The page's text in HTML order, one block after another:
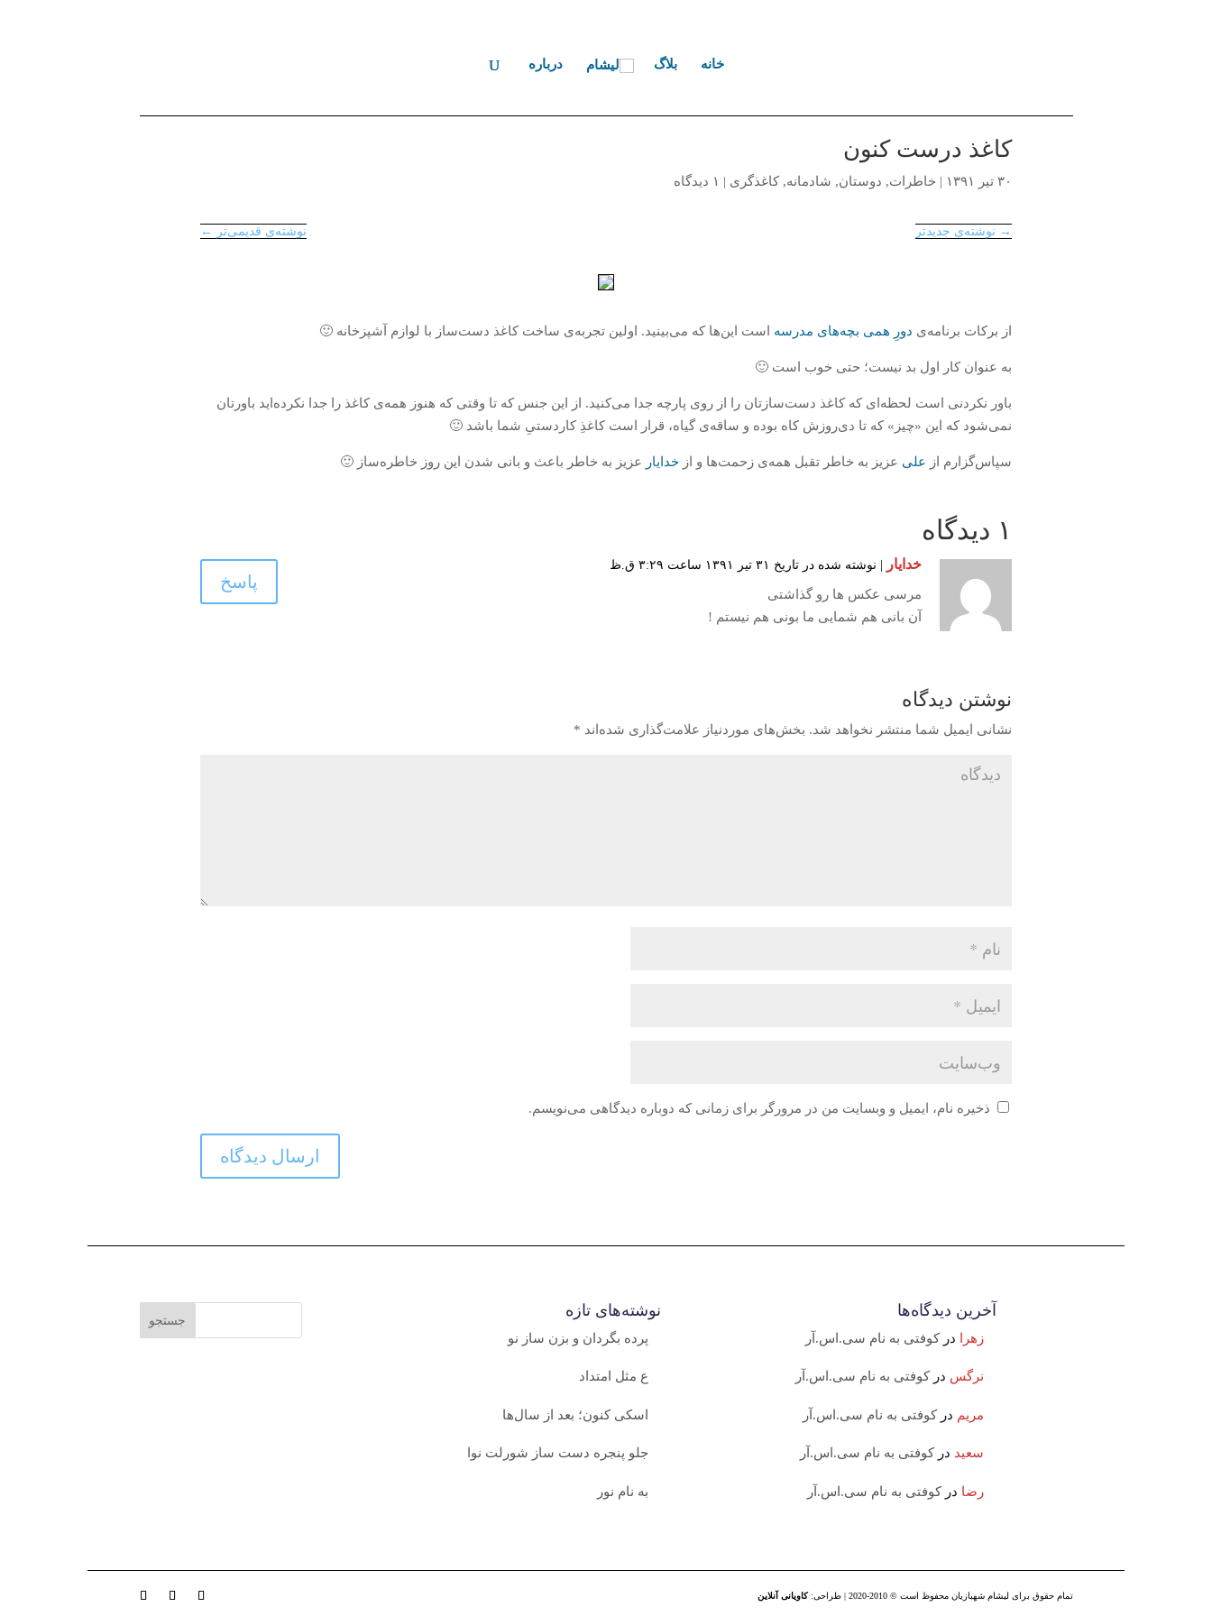
خانه بلاگ درباره
کاغذ درست کنون
۳۰ تیر ۱۳۹۱ | خاطرات, دوستان, شادمانه, کاغذگری | ۱ دیدگاه
نوشته‌ی قدیمی‌تر ← → نوشته‌ی جدیدتر
از برکات برنامه‌ی دورِ همی بچه‌های مدرسه است این‌ها که می‌بینید. اولین تجربه‌ی ساخت کاغذ دست‌ساز با لوازم آشپزخانه 🙂
به عنوان کار اول بد نیست؛ حتی خوب است 🙂
باور نکردنی است لحظه‌ای که کاغذ دست‌سازتان را از روی پارچه جدا می‌کنید. از این جنس که تا وقتی که هنوز همه‌ی کاغذ را جدا نکرده‌اید باورتان
نمی‌شود که این «چیز» که تا دی‌روزش کاه بوده و ساقه‌ی گیاه، قرار است کاغذِ کاردستیِ شما باشد 🙂
سپاس‌گزارم از علی عزیز به خاطر تقبل همه‌ی زحمت‌ها و از خدایار عزیز به خاطر باعث و بانی شدن این روز خاطره‌ساز 🙂
۱ دیدگاه
خدایار | نوشته شده در تاریخ ۳۱ تیر ۱۳۹۱ ساعت ۳:۲۹ ق.ظ
مرسی عکس ها رو گذاشتی
آن بانی هم شمایی ما بونی هم نیستم !
پاسخ
نوشتن دیدگاه
نشانی ایمیل شما منتشر نخواهد شد. بخش‌های موردنیاز علامت‌گذاری شده‌اند *
ذخیره نام، ایمیل و وبسایت من در مرورگر برای زمانی که دوباره دیدگاهی می‌نویسم.
ارسال دیدگاه
نوشته‌های تازه
پرده بگردان و بزن ساز نو
ع مثل امتداد
اسکی کنون؛ بعد از سال‌ها
جلو پنجره دست ساز شورلت نوا
به نام نور
آخرین دیدگاه‌ها
زهرا درکوفتی به نام سی.اس.آر
نرگس درکوفتی به نام سی.اس.آر
مریم درکوفتی به نام سی.اس.آر
سعید درکوفتی به نام سی.اس.آر
رضا درکوفتی به نام سی.اس.آر
تمام حقوق برای لیشام شهبازیان محفوظ است © 2010-2020 | طراحی: کاویانی آنلاین